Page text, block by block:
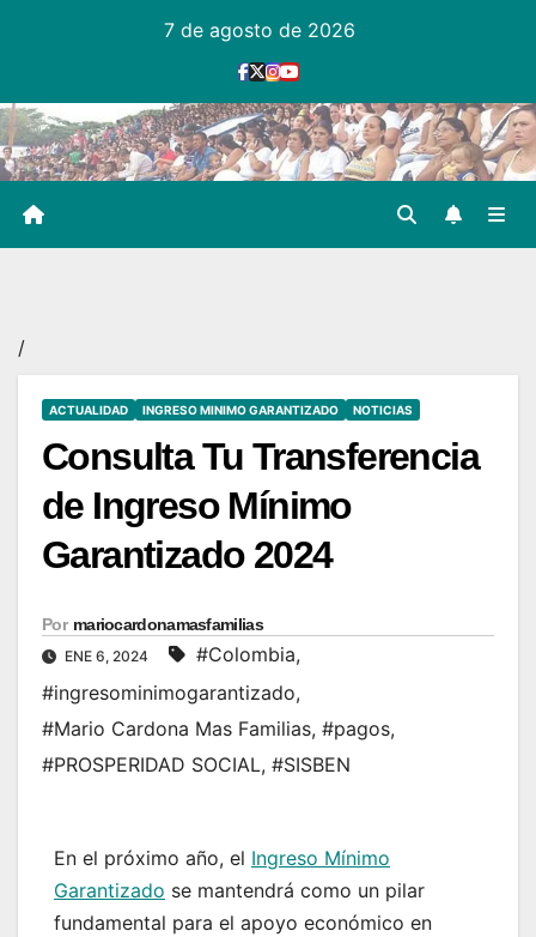
7 de agosto de 2026
/
ACTUALIDAD INGRESO MINIMO GARANTIZADO NOTICIAS
Consulta Tu Transferencia
de Ingreso Mínimo
Garantizado 2024
Por mariocardonamasfamilias
ENE 6, 2024 #Colombia,
#ingresominimogarantizado,
#Mario Cardona Mas Familias, #pagos,
#PROSPERIDAD SOCIAL, #SISBEN
En el próximo año, el Ingreso Mínimo
Garantizado se mantendrá como un pilar
fundamental para el apoyo económico en